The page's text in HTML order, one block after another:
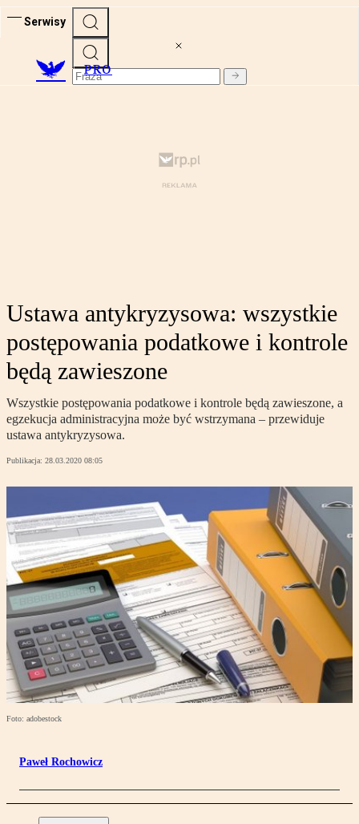
Serwisy
PRO
Ustawa antykryzysowa: wszystkie
postępowania podatkowe i kontrole
będą zawieszone
Wszystkie postępowania podatkowe i kontrole będą zawieszone, a
egzekucja administracyjna może być wstrzymana – przewiduje
ustawa antykryzysowa.
Publikacja: 28.03.2020 08:05
Foto: adobestock
Paweł Rochowicz